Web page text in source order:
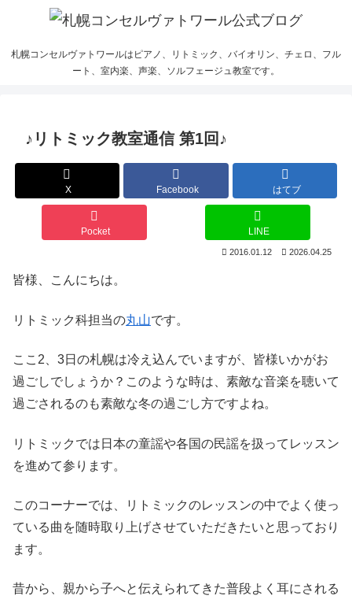
札幌コンセルヴァトワールはピアノ、リトミック、バイオリン、チェロ、フル
ート、室内楽、声楽、ソルフェージュ教室です。
♪リトミック教室通信 第1回♪
X Facebook はてブ
Pocket LINE
2016.01.12 2026.04.25
皆様、こんにちは。
リトミック科担当の丸山です。
ここ2、3日の札幌は冷え込んでいますが、皆様いかがお
過ごしでしょうか？このような時は、素敵な音楽を聴いて
過ごされるのも素敵な冬の過ごし方ですよね。
リトミックでは日本の童謡や各国の民謡を扱ってレッスン
を進めて参ります。
このコーナーでは、リトミックのレッスンの中でよく使っ
ている曲を随時取り上げさせていただきたいと思っており
ます。
昔から、親から子へと伝えられてきた普段よく耳にされる